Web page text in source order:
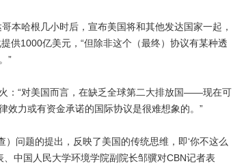
哈根几小时后，宣布美国将和其他发达国家一起，
供1000亿美元，“但除非这个（最终）协议有某种透
”
“对美国而言，在缺乏全球第二大排放国——现在可
效力或有资金承诺的国际协议是很难想象的。”
问题的提出，反映了美国的传统思维，即‘你不这么
、中国人民大学环境学院副院长邹骥对CBN记者表